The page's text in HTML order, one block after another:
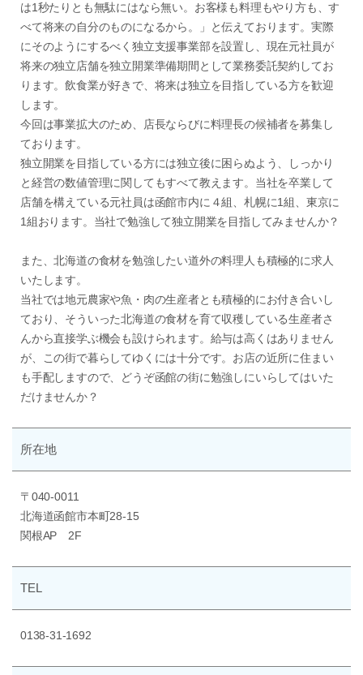
は1秒たりとも無駄にはなら無い。お客様も料理もやり方も、す
べて将来の自分のものになるから。」と伝えております。実際
にそのようにするべく独立支援事業部を設置し、現在元社員が
将来の独立店舗を独立開業準備期間として業務委託契約してお
ります。飲食業が好きで、将来は独立を目指している方を歓迎
します。
今回は事業拡大のため、店長ならびに料理長の候補者を募集し
ております。
独立開業を目指している方には独立後に困らぬよう、しっかり
と経営の数値管理に関してもすべて教えます。当社を卒業して
店舗を構えている元社員は函館市内に４組、札幌に1組、東京に
1組おります。当社で勉強して独立開業を目指してみませんか？
また、北海道の食材を勉強したい道外の料理人も積極的に求人
いたします。
当社では地元農家や魚・肉の生産者とも積極的にお付き合いし
ており、そういった北海道の食材を育て収穫している生産者さ
んから直接学ぶ機会も設けられます。給与は高くはありません
が、この街で暮らしてゆくには十分です。お店の近所に住まい
も手配しますので、どうぞ函館の街に勉強しにいらしてはいた
だけませんか？
所在地
〒040-0011
北海道函館市本町28-15
関根AP 2F
TEL
0138-31-1692